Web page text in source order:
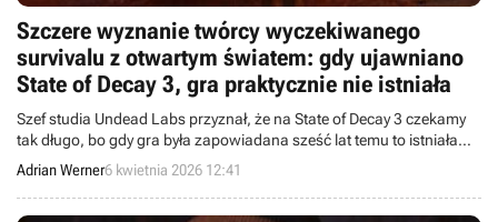
Szczere wyznanie twórcy wyczekiwanego
survivalu z otwartym światem: gdy ujawniano
State of Decay 3, gra praktycznie nie istniała
Szef studia Undead Labs przyznał, że na State of Decay 3 czekamy
tak długo, bo gdy gra była zapowiadana sześć lat temu to istniała
głównie w formie dokumentów z pomysłami.
Adrian Werner6 kwietnia 2026 12:41